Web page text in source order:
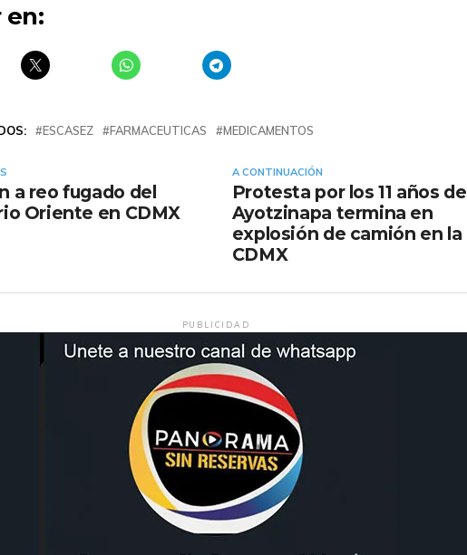
en:
ESCASEZ FARMACEUTICAS MEDICAMENTOS
A CONTINUACIÓN
Protesta por los 11 años de
Ayotzinapa termina en
explosión de camión en la
CDMX
a reo fugado del
Oriente en CDMX
PUBLICIDAD